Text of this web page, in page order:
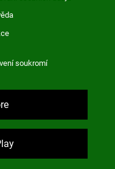
soukromí